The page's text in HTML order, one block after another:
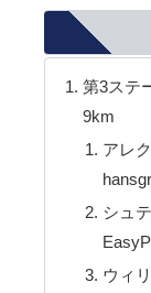
第3ステ
9km
アレ
シュ
ウィ